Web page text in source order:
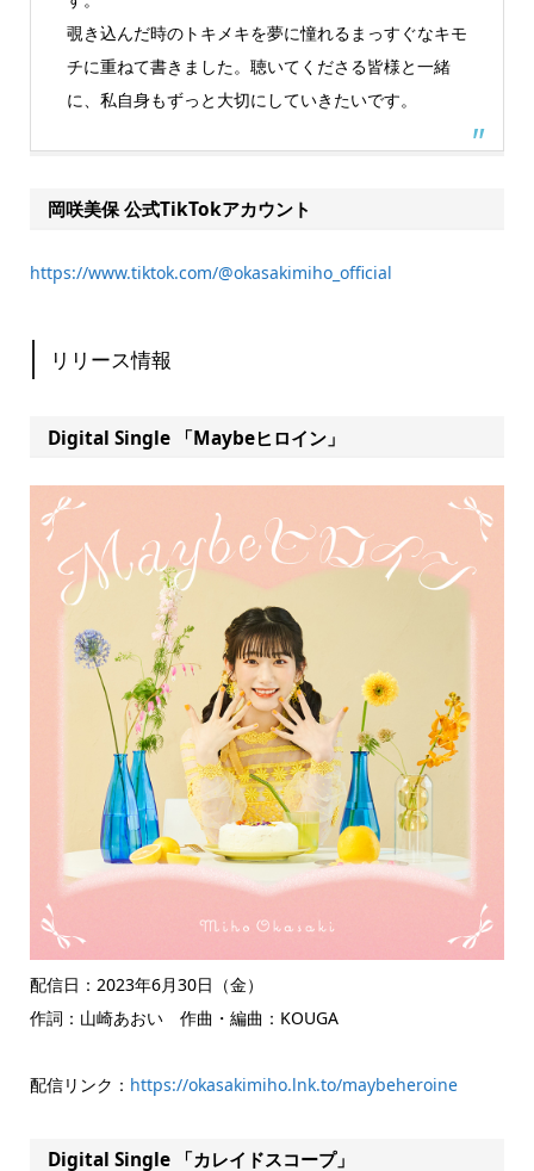
覗き込んだ時のトキメキを夢に憧れるまっすぐなキモ
チに重ねて書きました。聴いてくださる皆様と一緒
に、私自身もずっと大切にしていきたいです。
岡咲美保 公式TikTokアカウント
https://www.tiktok.com/@okasakimiho_official
リリース情報
Digital Single 「Maybeヒロイン」
配信日：2023年6月30日（金）
作詞：山崎あおい 作曲・編曲：KOUGA
配信リンク： https://okasakimiho.lnk.to/maybeheroine
Digital Single 「カレイドスコープ」